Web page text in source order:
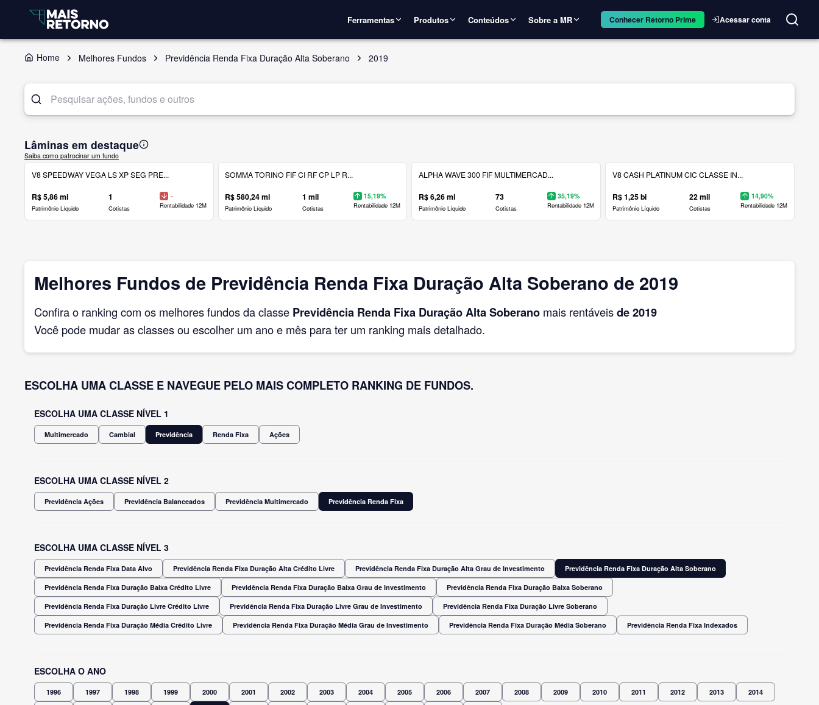
Ferramentas Produtos Conteúdos Sobre a MR Conhecer Retorno Prime Acessar conta
Home Melhores Fundos Previdência Renda Fixa Duração Alta Soberano 2019
Lâminas em destaque
Saiba como patrocinar um fundo
V8 SPEEDWAY VEGA LS XP SEG PRE...
R$ 5,86 mi
Patrimônio Líquido
1
Cotistas
-
Rentabilidade 12M
SOMMA TORINO FIF CI RF CP LP R...
R$ 580,24 mi
Patrimônio Líquido
1 mil
Cotistas
15,19%
Rentabilidade 12M
ALPHA WAVE 300 FIF MULTIMERCAD...
R$ 6,26 mi
Patrimônio Líquido
73
Cotistas
35,19%
Rentabilidade 12M
V8 CASH PLATINUM CIC CLASSE IN...
R$ 1,25 bi
Patrimônio Líquido
22 mil
Cotistas
14,90%
Rentabilidade 12M
Melhores Fundos de Previdência Renda Fixa Duração Alta Soberano de 2019
Confira o ranking com os melhores fundos da classe Previdência Renda Fixa Duração Alta Soberano mais rentáveisde 2019
Você pode mudar as classes ou escolher um ano e mês para ter um ranking mais detalhado.
ESCOLHA UMA CLASSE E NAVEGUE PELO MAIS COMPLETO RANKING DE FUNDOS.
ESCOLHA UMA CLASSE NÍVEL 1
Multimercado Cambial Previdência Renda Fixa Ações
ESCOLHA UMA CLASSE NÍVEL 2
Previdência Ações Previdência Balanceados Previdência Multimercado Previdência Renda Fixa
ESCOLHA UMA CLASSE NÍVEL 3
Previdência Renda Fixa Data Alvo Previdência Renda Fixa Duração Alta Crédito Livre Previdência Renda Fixa Duração Alta Grau de Investimento Previdência Renda Fixa Duração Alta Soberano
Previdência Renda Fixa Duração Baixa Crédito Livre Previdência Renda Fixa Duração Baixa Grau de Investimento Previdência Renda Fixa Duração Baixa Soberano
Previdência Renda Fixa Duração Livre Crédito Livre Previdência Renda Fixa Duração Livre Grau de Investimento Previdência Renda Fixa Duração Livre Soberano
Previdência Renda Fixa Duração Média Crédito Livre Previdência Renda Fixa Duração Média Grau de Investimento Previdência Renda Fixa Duração Média Soberano Previdência Renda Fixa Indexados
ESCOLHA O ANO
1996 1997 1998 1999 2000 2001 2002 2003 2004 2005 2006 2007 2008 2009 2010 2011 2012 2013 2014